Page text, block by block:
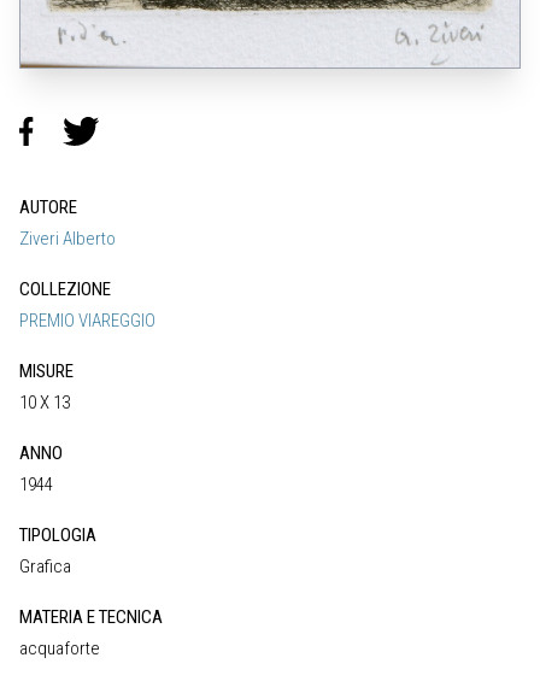
AUTORE
Ziveri Alberto
COLLEZIONE
PREMIO VIAREGGIO
MISURE
10 X 13
ANNO
1944
TIPOLOGIA
Grafica
MATERIA E TECNICA
acquaforte